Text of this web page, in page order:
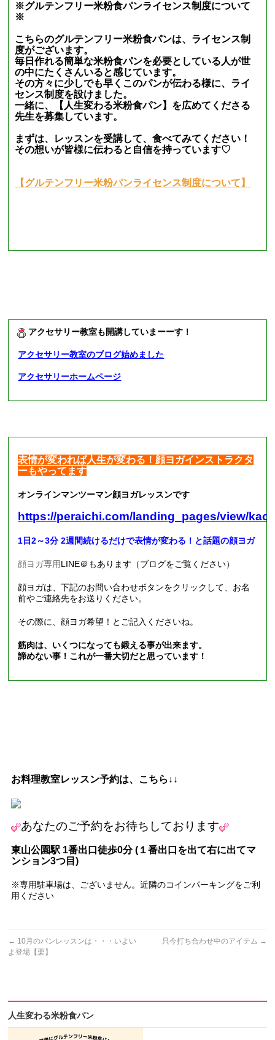
※グルテンフリー米粉食パンライセンス制度について
※
こちらのグルテンフリー米粉食パンは、ライセンス制
度がございます。
毎日作れる簡単な米粉食パンを必要としている人が世
の中にたくさんいると感じています。
その方々に少しでも早くこのパンが伝わる様に、ライ
センス制度を設けました。
一緒に、【人生変わる米粉食パン】を広めてくださる
先生を募集しています。
まずは、レッスンを受講して、食べてみてください！
その想いが皆様に伝わると自信を持っています♡
【グルテンフリー米粉パンライセンス制度について】
アクセサリー教室も開講していまーーす！
アクセサリー教室のブログ始めました
アクセサリーホームページ
表情が変われば人生が変わる！顔ヨガインストラクタ
ーもやってます
オンラインマンツーマン顔ヨガレッスンです
https://peraichi.com/landing_pages/view/
1日2～3分 2週間続けるだけで表情が変わる！と話題の顔ヨガ
顔ヨガ専用LINE＠もあります（ブログをご覧ください）
顔ヨガは、下記のお問い合わせボタンをクリックして、お名
前やご連絡先をお送りください。
その際に、顔ヨガ希望！とご記入くださいね。
筋肉は、いくつになっても鍛える事が出来ます。
諦めない事！これが一番大切だと思っています！
お料理教室レッスン予約は、こちら↓↓
あなたのご予約をお待ちしております
東山公園駅 1番出口徒歩0分 ( １番出口を出て右に出てマ
ンション3つ目)
※専用駐車場は、ございません。近隣のコインパーキングをご利
用ください
← 10月のパンレッスンは・・・いよい
よ登場【栗】
只今打ち合わせ中のアイテム →
人生変わる米粉食パン